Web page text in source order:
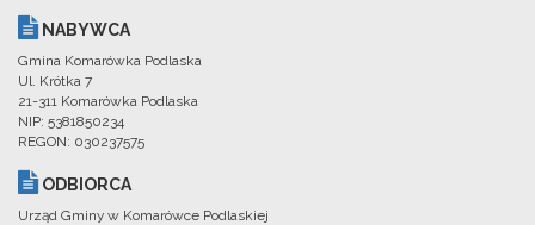
NABYWCA
Gmina Komarówka Podlaska
Ul. Krótka 7
21-311 Komarówka Podlaska
NIP: 5381850234
REGON: 030237575
ODBIORCA
Urząd Gminy w Komarówce Podlaskiej